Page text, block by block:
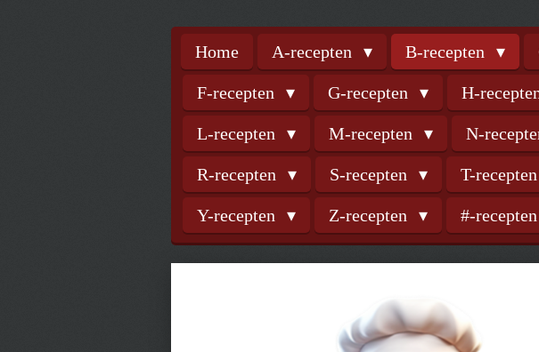
Home A-recepten B-recepten
F-recepten G-recepten H-
L-recepten M-recepten N-
R-recepten S-recepten T-recepten
Y-recepten Z-recepten #-recepten